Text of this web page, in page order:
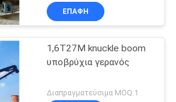
ΕΠΑΦΉ
1,6T27M knuckle boom
υποβρύχια γερανός
Διαπραγματεύσιμα MOQ:1